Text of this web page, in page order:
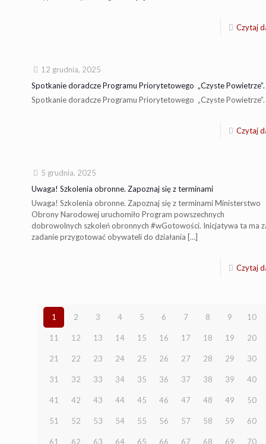
Czytaj
12 grudnia, 2025
Spotkanie doradcze Programu Priorytetowego „Czyste Powietrze”.
Spotkanie doradcze Programu Priorytetowego „Czyste Powietrze”.
Czytaj
5 grudnia, 2025
Uwaga! Szkolenia obronne. Zapoznaj się z terminami
Uwaga! Szkolenia obronne. Zapoznaj się z terminami Ministerstwo
Obrony Narodowej uruchomiło Program powszechnych
dobrowolnych szkoleń obronnych #wGotowości. Inicjatywa ta ma
zadanie przygotować obywateli do działania […]
Czytaj
1 2 3 4 5 6 7 8 9 10
11 12 13 14 15 16 17 18 19 20
21 22 23 24 25 26 27 28 29 30
31 32 33 34 35 36 37 38 39 40
41 42 43 44 45 46 47 48 49 50
51 52 53 54 55 56 57 58 59 60
61 62 63 64 65 66 67 68 69 70